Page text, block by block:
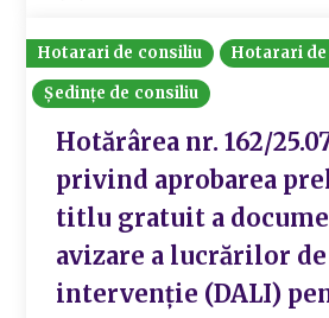
Hotarari de consiliu
Hotarari de
Ședințe de consiliu
Hotărârea nr. 162/
privind aprobarea
titlu gratuit a
avizare a lucrărilor de
intervenție (DALI)